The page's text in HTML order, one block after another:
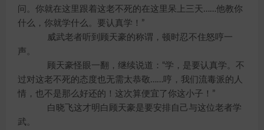
问。你就在这里跟着这老不死的在这里呆上三天……他教你
什么，你就学什么。要认真学！”
威武老者听到顾天豪的称谓，顿时忍不住怒哼一
声。
顾天豪怪眼一翻，继续说道：“学，是要认真学。不
过对这老不死的态度也无需太恭敬……哼，我们流毒派的人
情，也不是那么好还的！这次算便宜了你这小子！”
白晓飞这才明白顾天豪是要安排自己与这位老者学
武。